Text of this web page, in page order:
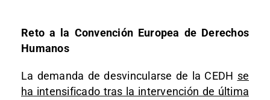
Reto a la Convención Europea de Derechos
Humanos
La demanda de desvincularse de la CEDH se
ha intensificado tras la intervención de última